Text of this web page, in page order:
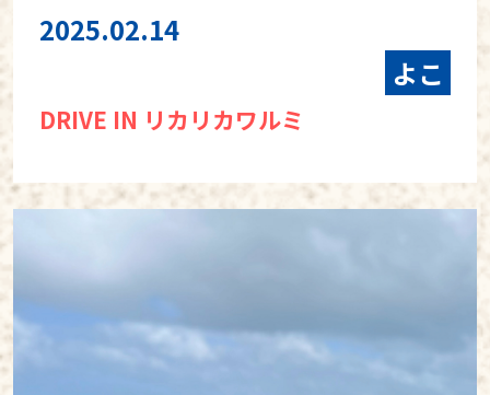
2025.02.14
よこ
DRIVE IN リカリカワルミ